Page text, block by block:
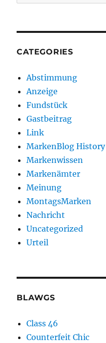
CATEGORIES
Abstimmung
Anzeige
Fundstück
Gastbeitrag
Link
MarkenBlog History
Markenwissen
Markenämter
Meinung
MontagsMarken
Nachricht
Uncategorized
Urteil
BLAWGS
Class 46
Counterfeit Chic